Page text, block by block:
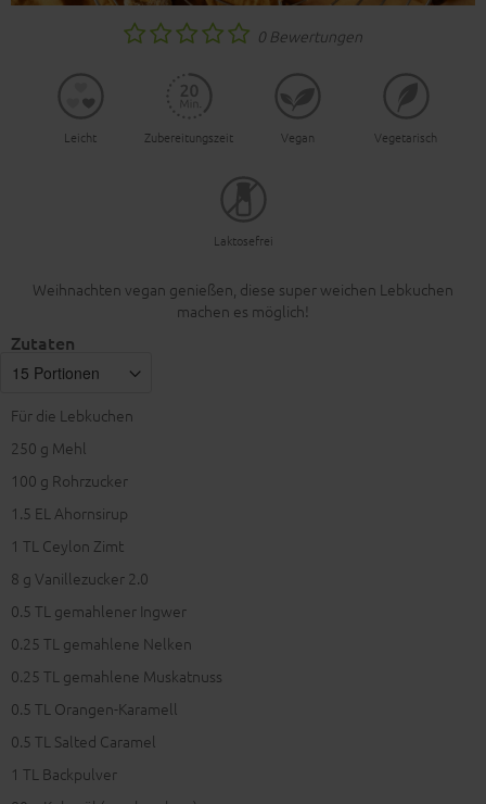
0 Bewertungen
Leicht Zubereitungszeit Vegan Vegetarisch
Laktosefrei
Weihnachten vegan genießen, diese super weichen Lebkuchen
machen es möglich!
Zutaten
Für die Lebkuchen
250 g Mehl
100 g Rohrzucker
1.5 EL Ahornsirup
1 TL Ceylon Zimt
8 g Vanillezucker 2.0
0.5 TL gemahlener Ingwer
0.25 TL gemahlene Nelken
0.25 TL gemahlene Muskatnuss
0.5 TL Orangen-Karamell
0.5 TL Salted Caramel
1 TL Backpulver